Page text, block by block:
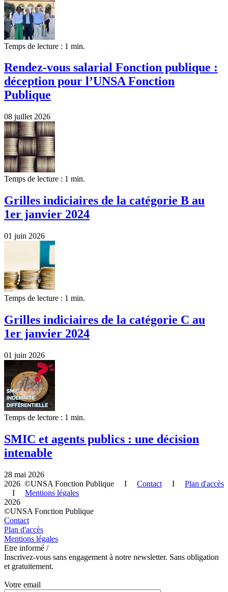
Temps de lecture : 1 min.
Rendez-vous salarial Fonction publique :
déception pour l’UNSA Fonction
Publique
08 juillet 2026
Temps de lecture : 1 min.
Grilles indiciaires de la catégorie B au
1er janvier 2024
01 juin 2026
Temps de lecture : 1 min.
Grilles indiciaires de la catégorie C au
1er janvier 2024
01 juin 2026
Temps de lecture : 1 min.
SMIC et agents publics : une décision
intenable
28 mai 2026
2026 ©UNSA Fonction Publique I Contact I Plan d'accès
I Mentions légales
2026
©UNSA Fonction Publique
Contact
Plan d'accès
Mentions légales
Etre informé /
Inscrivez-vous sans engagement à notre newsletter. Sans obligation
et gratuitement.
Votre email